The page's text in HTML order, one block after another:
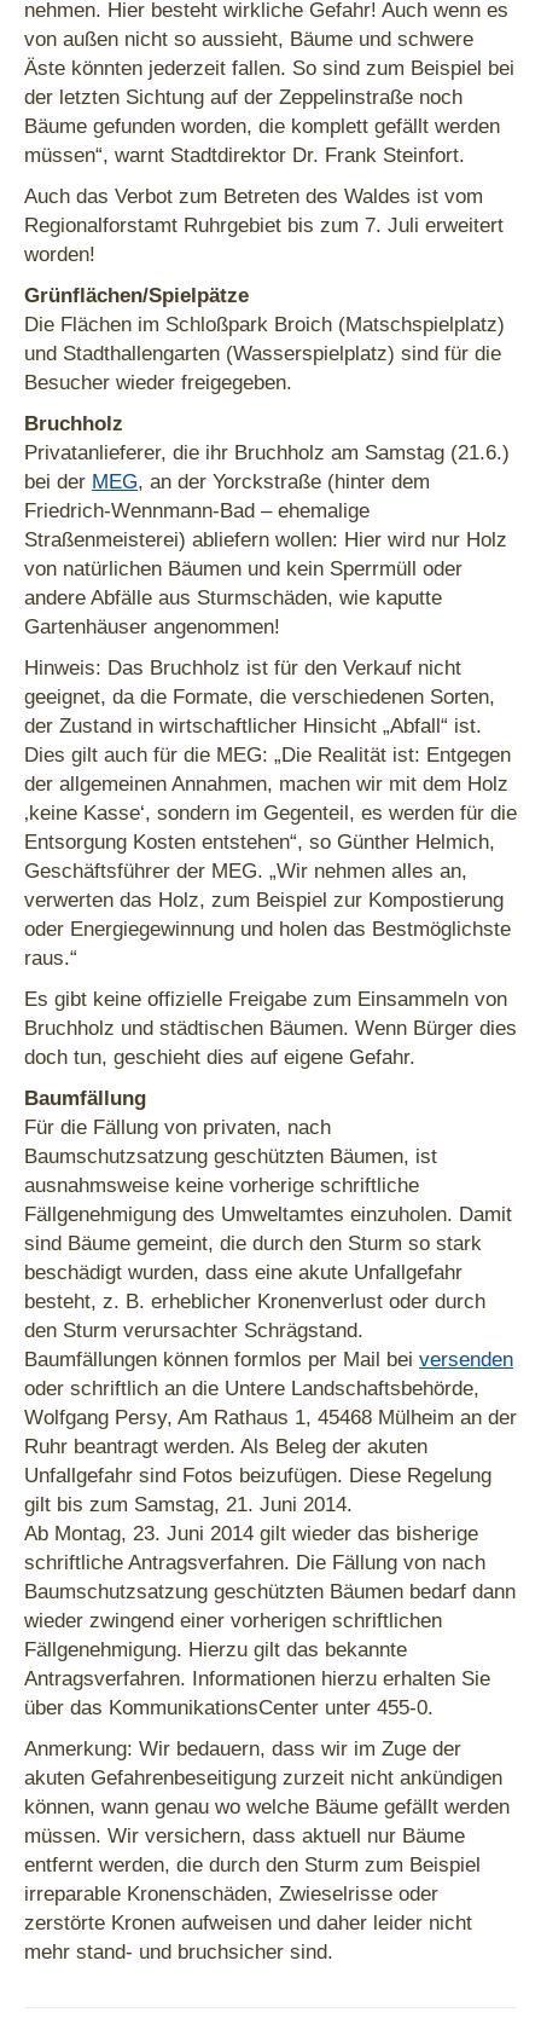
nehmen. Hier besteht wirkliche Gefahr! Auch wenn es
von außen nicht so aussieht, Bäume und schwere
Äste könnten jederzeit fallen. So sind zum Beispiel bei
der letzten Sichtung auf der Zeppelinstraße noch
Bäume gefunden worden, die komplett gefällt werden
müssen“, warnt Stadtdirektor Dr. Frank Steinfort.
Auch das Verbot zum Betreten des Waldes ist vom
Regionalforstamt Ruhrgebiet bis zum 7. Juli erweitert
worden!
Grünflächen/Spielpätze
Die Flächen im Schloßpark Broich (Matschspielplatz)
und Stadthallengarten (Wasserspielplatz) sind für die
Besucher wieder freigegeben.
Bruchholz
Privatanlieferer, die ihr Bruchholz am Samstag (21.6.)
bei der MEG, an der Yorckstraße (hinter dem
Friedrich-Wennmann-Bad – ehemalige
Straßenmeisterei) abliefern wollen: Hier wird nur Holz
von natürlichen Bäumen und kein Sperrmüll oder
andere Abfälle aus Sturmschäden, wie kaputte
Gartenhäuser angenommen!
Hinweis: Das Bruchholz ist für den Verkauf nicht
geeignet, da die Formate, die verschiedenen Sorten,
der Zustand in wirtschaftlicher Hinsicht „Abfall“ ist.
Dies gilt auch für die MEG: „Die Realität ist: Entgegen
der allgemeinen Annahmen, machen wir mit dem Holz
‚keine Kasse‘, sondern im Gegenteil, es werden für die
Entsorgung Kosten entstehen“, so Günther Helmich,
Geschäftsführer der MEG. „Wir nehmen alles an,
verwerten das Holz, zum Beispiel zur Kompostierung
oder Energiegewinnung und holen das Bestmöglichste
raus.“
Es gibt keine offizielle Freigabe zum Einsammeln von
Bruchholz und städtischen Bäumen. Wenn Bürger dies
doch tun, geschieht dies auf eigene Gefahr.
Baumfällung
Für die Fällung von privaten, nach
Baumschutzsatzung geschützten Bäumen, ist
ausnahmsweise keine vorherige schriftliche
Fällgenehmigung des Umweltamtes einzuholen. Damit
sind Bäume gemeint, die durch den Sturm so stark
beschädigt wurden, dass eine akute Unfallgefahr
besteht, z. B. erheblicher Kronenverlust oder durch
den Sturm verursachter Schrägstand.
Baumfällungen können formlos per Mail bei versenden
oder schriftlich an die Untere Landschaftsbehörde,
Wolfgang Persy, Am Rathaus 1, 45468 Mülheim an der
Ruhr beantragt werden. Als Beleg der akuten
Unfallgefahr sind Fotos beizufügen. Diese Regelung
gilt bis zum Samstag, 21. Juni 2014.
Ab Montag, 23. Juni 2014 gilt wieder das bisherige
schriftliche Antragsverfahren. Die Fällung von nach
Baumschutzsatzung geschützten Bäumen bedarf dann
wieder zwingend einer vorherigen schriftlichen
Fällgenehmigung. Hierzu gilt das bekannte
Antragsverfahren. Informationen hierzu erhalten Sie
über das KommunikationsCenter unter 455-0.
Anmerkung: Wir bedauern, dass wir im Zuge der
akuten Gefahrenbeseitigung zurzeit nicht ankündigen
können, wann genau wo welche Bäume gefällt werden
müssen. Wir versichern, dass aktuell nur Bäume
entfernt werden, die durch den Sturm zum Beispiel
irreparable Kronenschäden, Zwieselrisse oder
zerstörte Kronen aufweisen und daher leider nicht
mehr stand- und bruchsicher sind.